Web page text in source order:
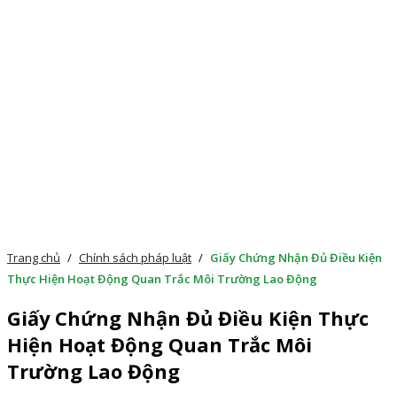
Trang chủ / Chính sách pháp luật / Giấy Chứng Nhận Đủ Điều Kiện
Thực Hiện Hoạt Động Quan Trắc Môi Trường Lao Động
Giấy Chứng Nhận Đủ Điều Kiện Thực
Hiện Hoạt Động Quan Trắc Môi
Trường Lao Động